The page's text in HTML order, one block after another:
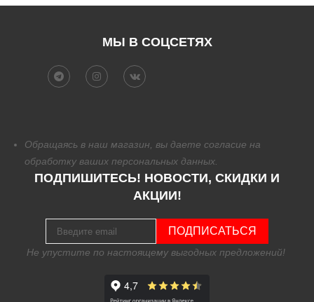
МЫ В СОЦСЕТЯХ
Обращаясь в наш магазин, вы даете согласие на
обработку ваших персональных данных.
ПОДПИШИТЕСЬ! НОВОСТИ, СКИДКИ И
АКЦИИ!
ПОДПИСАТЬСЯ
Не упустите по настоящему выгодных предложений!